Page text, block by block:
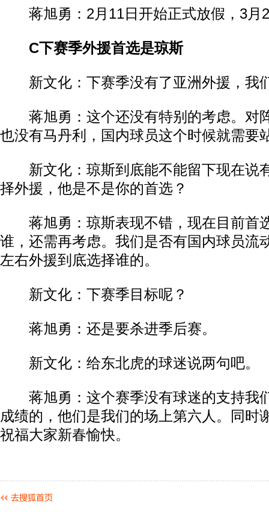
蒋旭勇：2月11日开始正式放假，3月
C下赛季外援首选是琼斯
新文化：下赛季没有了亚洲外援，我
蒋旭勇：这个还没有特别的考虑。对
也没有马丹利，国内球员这个时候就需要
新文化：琼斯到底能不能留下现在说
择外援，他是不是你的首选？
蒋旭勇：琼斯表现不错，现在目前首
谁，还需再考虑。我们是否有国内球员流
左右外援到底选择谁的。
新文化：下赛季目标呢？
蒋旭勇：还是要杀进季后赛。
新文化：给东北虎的球迷说两句吧。
蒋旭勇：这个赛季没有球迷的支持我
成绩的，他们是我们的场上第六人。同时
祝福大家新春愉快。